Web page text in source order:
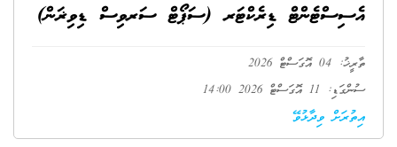
އެސިސްޓެންޓް ޑިރެކްޓަރ (ސަޕޯޓް ސަރވިސް ޑިވިޜަން)
ތާރީޚު: 04 އޮގަސްޓް 2026
ސުންގަޑި: 11 އޮގަސްޓް 2026 14:00
އިތުރަށް ވިދާޅުވޭ